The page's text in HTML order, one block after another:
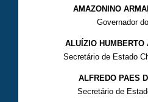
AMAZONINO
Governador
ALUÍZIO HUMBERTO
Secretário de Estado
ALFREDO PAES
Secretário de